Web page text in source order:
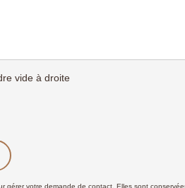
vide à droite
gérer votre demande de contact. Elles sont